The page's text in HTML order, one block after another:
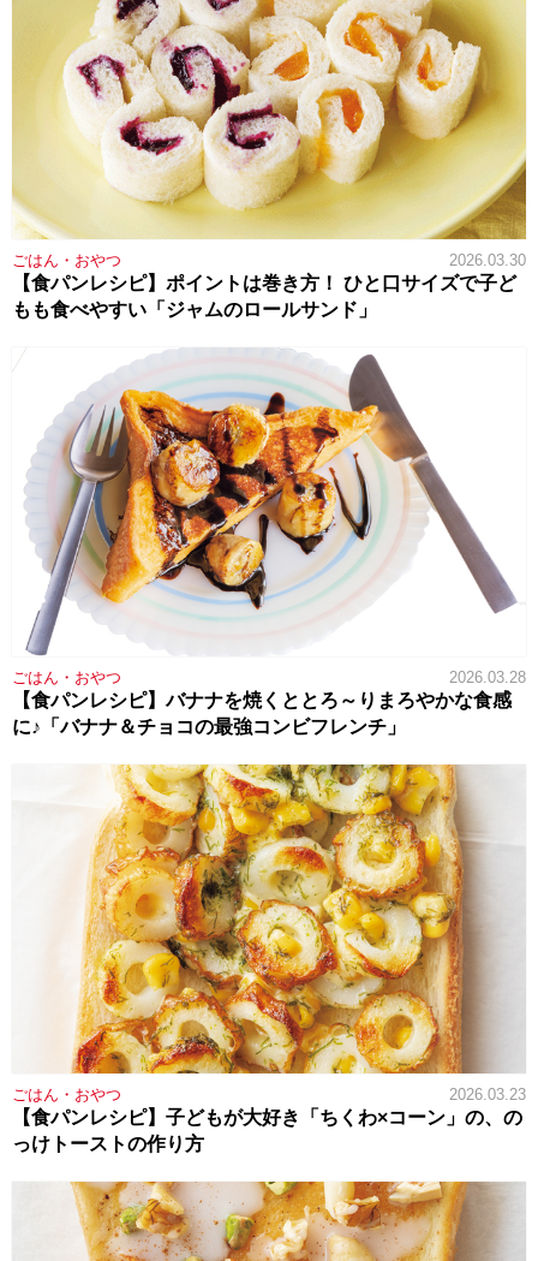
ごはん・おやつ 2026.03.30
【食パンレシピ】ポイントは巻き方！ ひと口サイズで子ど
もも食べやすい「ジャムのロールサンド」
ごはん・おやつ 2026.03.28
【食パンレシピ】バナナを焼くととろ～りまろやかな食感
に♪「バナナ＆チョコの最強コンビフレンチ」
ごはん・おやつ 2026.03.23
【食パンレシピ】子どもが大好き「ちくわ×コーン」の、の
っけトーストの作り方